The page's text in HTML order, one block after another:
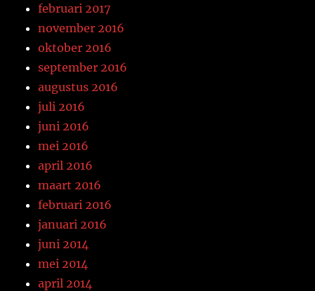
februari 2017
november 2016
oktober 2016
september 2016
augustus 2016
juli 2016
juni 2016
mei 2016
april 2016
maart 2016
februari 2016
januari 2016
juni 2014
mei 2014
april 2014